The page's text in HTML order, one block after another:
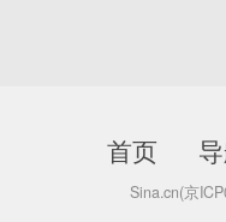
首页
Sina.cn(京